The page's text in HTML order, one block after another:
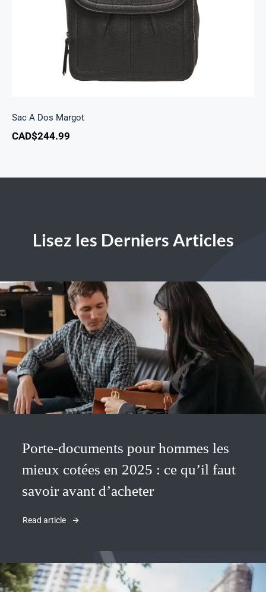
Sac A Dos Margot
CAD$244.99
Lisez les Derniers Articles
Porte-documents pour hommes les
mieux cotées en 2025 : ce qu’il faut
savoir avant d’acheter
Read article